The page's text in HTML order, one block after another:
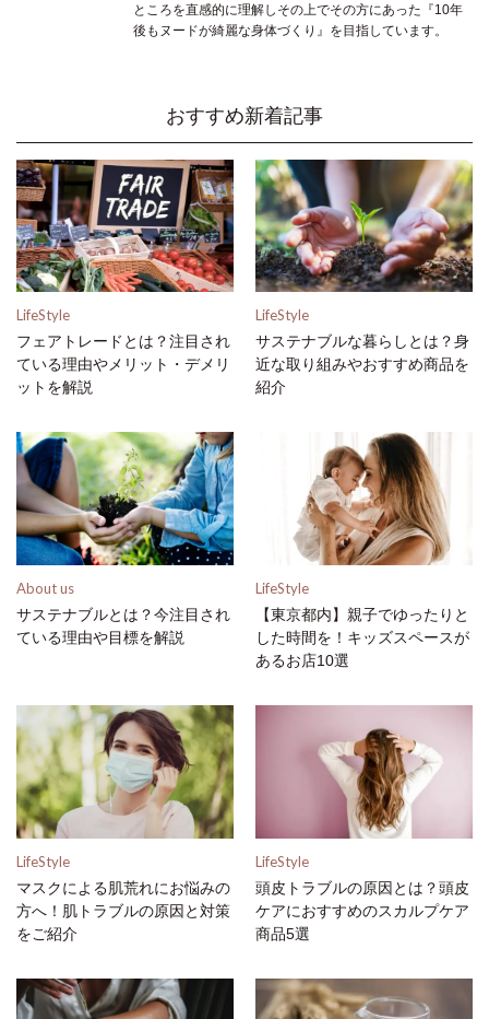
ところを直感的に理解しその上でその方にあった『10年
後もヌードが綺麗な身体づくり』を目指しています。
おすすめ新着記事
LifeStyle
フェアトレードとは？注目され
ている理由やメリット・デメリ
ットを解説
LifeStyle
サステナブルな暮らしとは？身
近な取り組みやおすすめ商品を
紹介
About us
サステナブルとは？今注目され
ている理由や目標を解説
LifeStyle
【東京都内】親子でゆったりと
した時間を！キッズスペースが
あるお店10選
LifeStyle
マスクによる肌荒れにお悩みの
方へ！肌トラブルの原因と対策
をご紹介
LifeStyle
頭皮トラブルの原因とは？頭皮
ケアにおすすめのスカルプケア
商品5選